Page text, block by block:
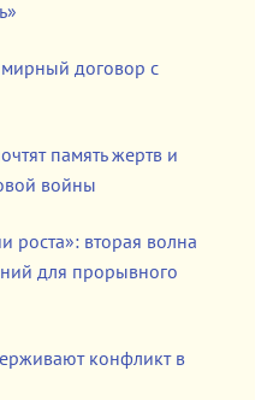
договор с
память жертв и
войны
роста»: вторая волна
для прорывного
конфликт в